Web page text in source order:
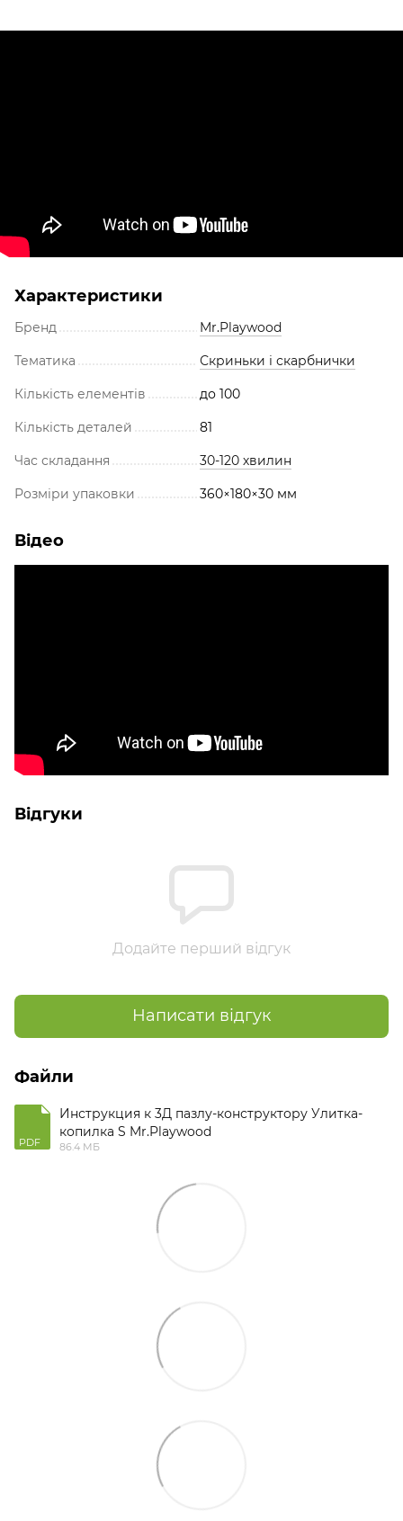
Характеристики
Бренд Mr.Playwood
Тематика Скриньки і скарбнички
Кількість елементів до 100
Кількість деталей 81
Час складання 30-120 хвилин
Розміри упаковки 360×180×30 мм
Відео
Відгуки
Додайте перший відгук
Написати відгук
Файли
PDF
Инструкция к 3Д пазлу-конструктору Улитка-
копилка S Mr.Playwood
86.4 МБ